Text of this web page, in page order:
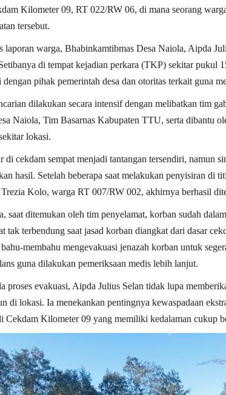
Kilometer 09, RT 022/RW 06, di mana seorang
tersebut.
laporan warga, Bhabinkamtibmas Desa Naiola, Aipda
di tempat kejadian perkara (TKP) sekitar pukul
pihak pemerintah desa dan otoritas terkait guna
dilakukan secara intensif dengan melibatkan tim
Naiola, Tim Basarnas Kabupaten TTU, serta dibantu
lokasi.
di cekdam sempat menjadi tantangan tersendiri, namun
hasil. Setelah beberapa saat melakukan penyisiran
Trezia Kolo, warga RT 007/RW 002, akhirnya berhasil
saat ditemukan oleh tim penyelamat, korban sudah
tak terbendung saat jasad korban diangkat dari dasar
membahu mengevakuasi jenazah korban untuk
guna dilakukan pemeriksaan medis lebih lanjut.
proses evakuasi, Aipda Julius Selan tidak lupa
di lokasi. Ia menekankan pentingnya kewaspadaan
Cekdam Kilometer 09 yang memiliki kedalaman cukup
RASA AMAN, POLSEK
LAKUKAN PENGAMANAN DI...
2344